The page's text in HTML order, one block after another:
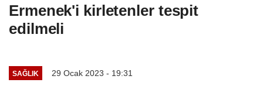
Ermenek'i kirletenler tespit
edilmeli
SAĞLIK 29 Ocak 2023 - 19:31